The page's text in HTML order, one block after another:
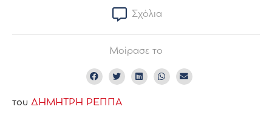
Σχόλια
Μοίρασε το
του ΔΗΜΗΤΡΗ ΡΕΠΠΑ